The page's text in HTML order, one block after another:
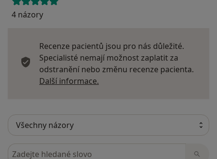
4 názory
Recenze pacientů jsou pro nás důležité.
Specialisté nemají možnost zaplatit za
odstranění nebo změnu recenze pacienta.
Další informace.
Hledejte v názorech